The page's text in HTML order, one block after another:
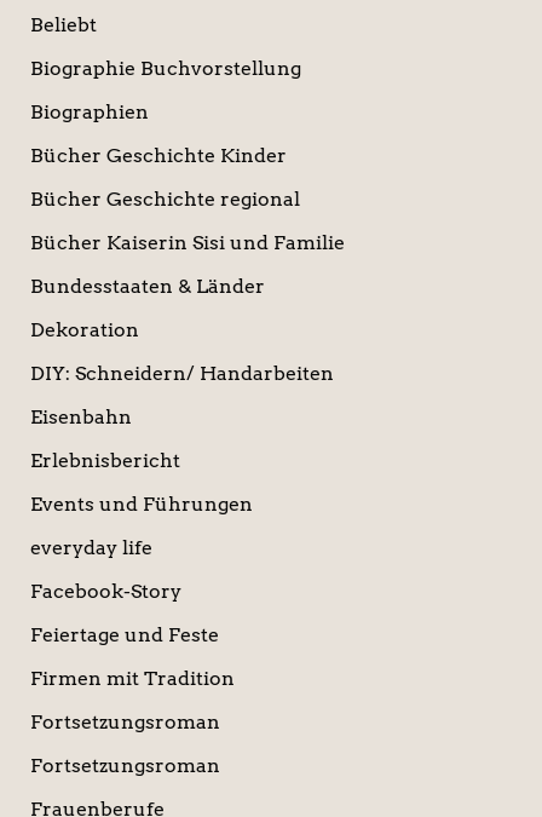
Beliebt
Biographie Buchvorstellung
Biographien
Bücher Geschichte Kinder
Bücher Geschichte regional
Bücher Kaiserin Sisi und Familie
Bundesstaaten & Länder
Dekoration
DIY: Schneidern/ Handarbeiten
Eisenbahn
Erlebnisbericht
Events und Führungen
everyday life
Facebook-Story
Feiertage und Feste
Firmen mit Tradition
Fortsetzungsroman
Fortsetzungsroman
Frauenberufe